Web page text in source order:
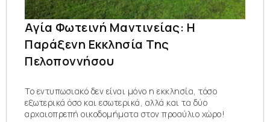
Αγία Φωτεινή Μαντινείας: Η
Παράξενη Εκκλησία Της
Πελοποννήσου
Το εντυπωσιακό δεν είναι μόνο η εκκλησία, τόσο
εξωτερικά όσο και εσωτερικά, αλλά και τα δύο
αρχαιοπρεπή οικοδομήματα στον προαύλιο χώρο!